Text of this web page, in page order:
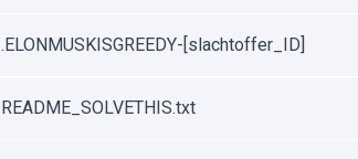
.ELONMUSKISGREEDY-[slachtoffer_ID]
README_SOLVETHIS.txt